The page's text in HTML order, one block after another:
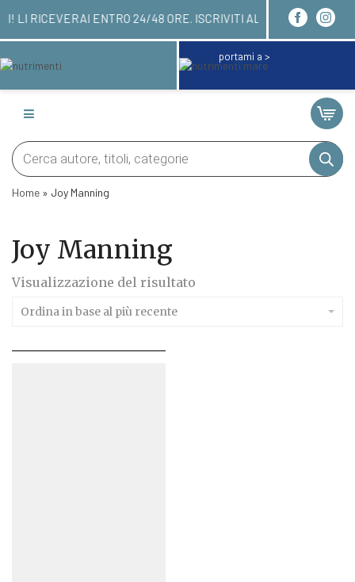
QUI! LI RICEVERAI ENTRO 24/48 ORE.
portami a >
Products
search
Home » Joy Manning
Joy Manning
Visualizzazione del risultato
Ordina in base al più recente